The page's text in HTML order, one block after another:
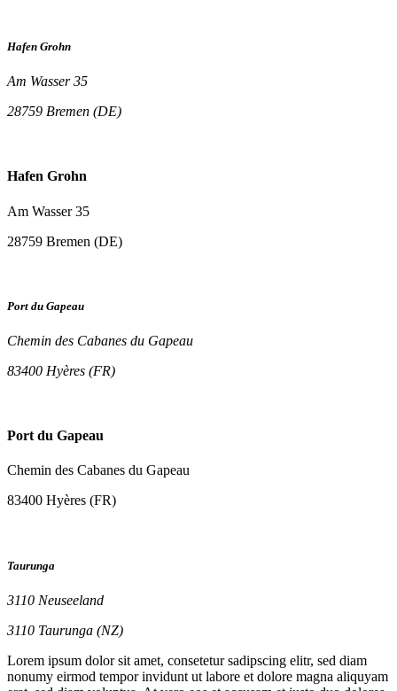
Hafen Grohn
Am Wasser 35
28759 Bremen (DE)
Hafen Grohn
Am Wasser 35
28759 Bremen (DE)
Port du Gapeau
Chemin des Cabanes du Gapeau
83400 Hyères (FR)
Port du Gapeau
Chemin des Cabanes du Gapeau
83400 Hyères (FR)
Taurunga
3110 Neuseeland
3110 Taurunga (NZ)
Lorem ipsum dolor sit amet, consetetur sadipscing elitr, sed diam
nonumy eirmod tempor invidunt ut labore et dolore magna aliquyam